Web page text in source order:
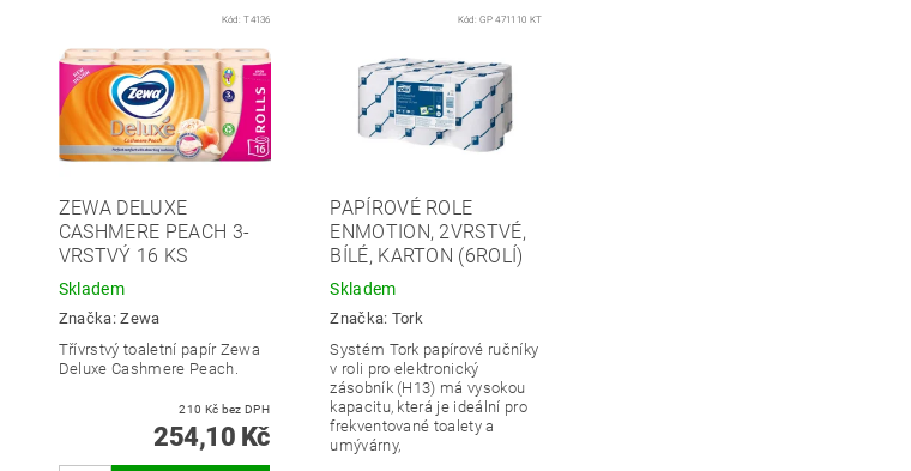
Kód:T4136
ZEWA DELUXE
CASHMERE PEACH 3-
VRSTVÝ 16 KS
Skladem
Značka:Zewa
Třívrstvý toaletní papír Zewa
Deluxe Cashmere Peach.
210 Kč bez DPH
254,10 Kč
Kód:GP 471110 KT
PAPÍROVÉ ROLE
ENMOTION, 2VRSTVÉ,
BÍLÉ, KARTON (6ROLÍ)
Skladem
Značka: Tork
Systém Tork papírové ručníky
v roli pro elektronický
zásobník (H13) má vysokou
kapacitu, která je ideální pro
frekventované toalety a
umývárny,